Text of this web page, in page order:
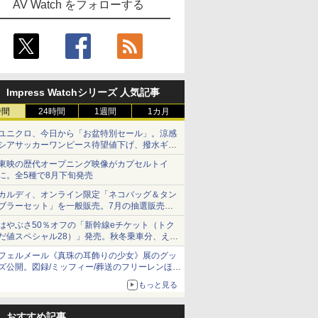
AV Watch をフォローする
Impress Watchシリーズ 人気記事
24時間 1週間 1カ月
ニクロ、今日から「お盆特別セール」。涼感
アサッカーワンピース待望値下げ、撥水ギア
ョーツは1990円に
映の歴代オープニング映像がカプセルトイ
。全5種で8月下旬発売
ルディ、オンライン限定「ネコバッグ＆タン
ラーセット」を一般販売。7月の抽選販売の
選無効分
やぶさ50％オフの「新幹線eチケット（トク
値スペシャル28）」発売。秋冬乗車分、えき
っと限定
ェルメール《真珠の耳飾りの少女》展のグッ
公開。図録/ミッフィー/葬送のフリーレンほ
もっと見る